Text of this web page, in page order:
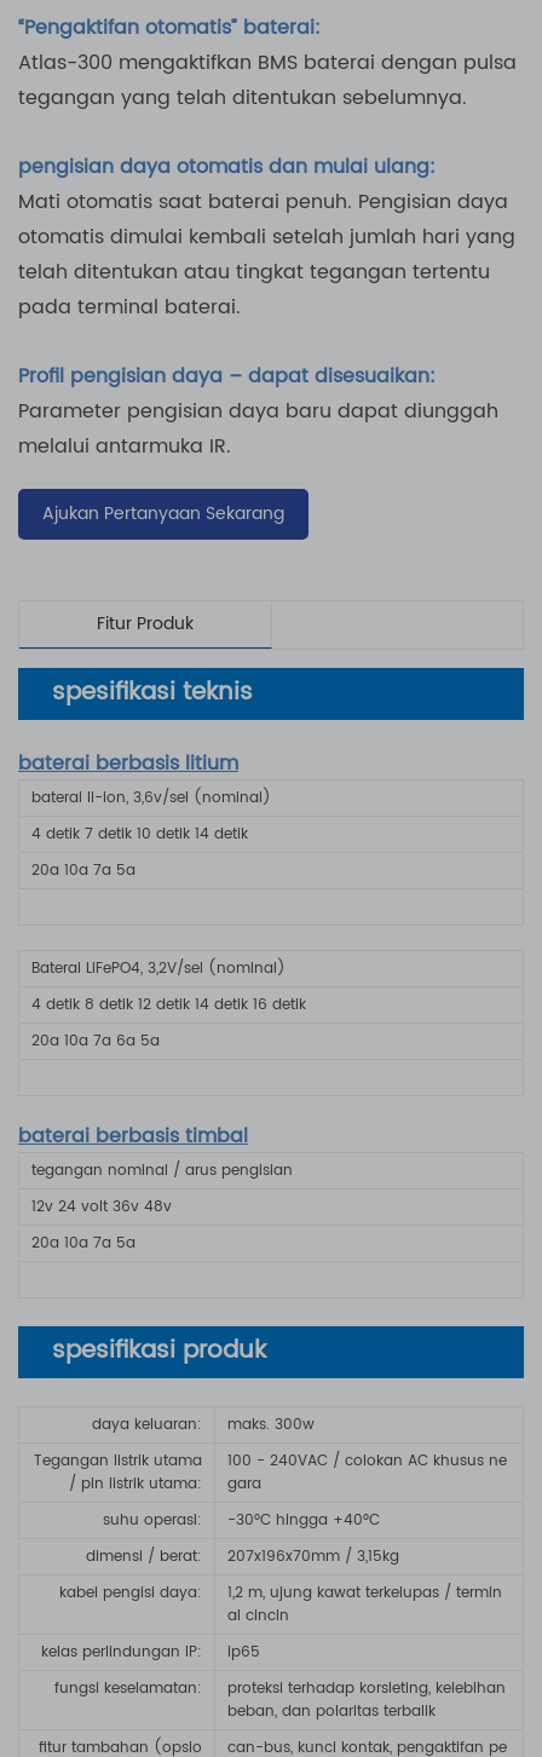
“Pengaktifan otomatis” baterai:
Atlas-300 mengaktifkan BMS baterai dengan pulsa
tegangan yang telah ditentukan sebelumnya.
pengisian daya otomatis dan mulai ulang:
Mati otomatis saat baterai penuh. Pengisian daya
otomatis dimulai kembali setelah jumlah hari yang
telah ditentukan atau tingkat tegangan tertentu
pada terminal baterai.
Profil pengisian daya – dapat disesuaikan:
Parameter pengisian daya baru dapat diunggah
melalui antarmuka IR.
Ajukan Pertanyaan Sekarang
Fitur Produk
spesifikasi teknis
baterai berbasis litium
baterai li-ion, 3,6v/sel (nominal)
4 detik 7 detik 10 detik 14 detik
20a 10a 7a 5a
Baterai LiFePO4, 3,2V/sel (nominal)
4 detik 8 detik 12 detik 14 detik 16 detik
20a 10a 7a 6a 5a
baterai berbasis timbal
tegangan nominal / arus pengisian
12v 24 volt 36v 48v
20a 10a 7a 5a
spesifikasi produk
daya keluaran:
maks. 300w
Tegangan listrik utama
/ pin listrik utama:
100 - 240VAC / colokan AC khusus ne
gara
suhu operasi:
-30°C hingga +40°C
dimensi / berat:
207x196x70mm / 3,15kg
kabel pengisi daya:
1,2 m, ujung kawat terkelupas / termin
al cincin
kelas perlindungan IP:
ip65
fungsi keselamatan:
proteksi terhadap korsleting, kelebihan
beban, dan polaritas terbalik
fitur tambahan (opsio
can-bus, kunci kontak, pengaktifan pe